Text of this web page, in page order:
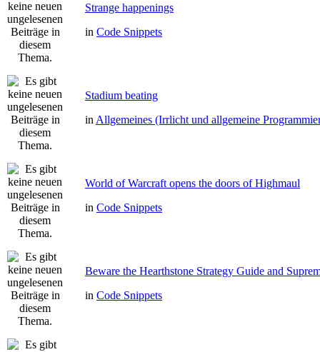
Strange happenings
in Code Snippets
Stadium beating
in Allgemeines (Irrlicht und allgemeine
World of Warcraft opens the doors of Highmaul
in Code Snippets
Beware the Hearthstone Strategy Guide and
in Code Snippets